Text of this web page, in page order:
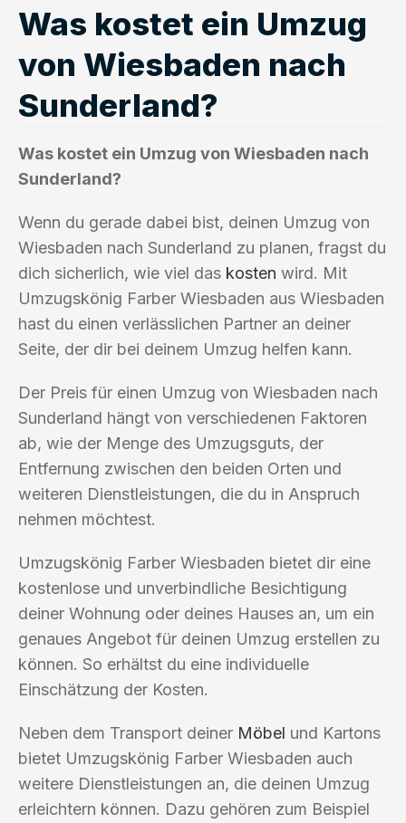
Was kostet ein Umzug
von Wiesbaden nach
Sunderland?
Was kostet ein Umzug von Wiesbaden nach
Sunderland?
Wenn du gerade dabei bist, deinen Umzug von
Wiesbaden nach Sunderland zu planen, fragst du
dich sicherlich, wie viel das kosten wird. Mit
Umzugskönig Farber Wiesbaden aus Wiesbaden
hast du einen verlässlichen Partner an deiner
Seite, der dir bei deinem Umzug helfen kann.
Der Preis für einen Umzug von Wiesbaden nach
Sunderland hängt von verschiedenen Faktoren
ab, wie der Menge des Umzugsguts, der
Entfernung zwischen den beiden Orten und
weiteren Dienstleistungen, die du in Anspruch
nehmen möchtest.
Umzugskönig Farber Wiesbaden bietet dir eine
kostenlose und unverbindliche Besichtigung
deiner Wohnung oder deines Hauses an, um ein
genaues Angebot für deinen Umzug erstellen zu
können. So erhältst du eine individuelle
Einschätzung der Kosten.
Neben dem Transport deiner Möbel und Kartons
bietet Umzugskönig Farber Wiesbaden auch
weitere Dienstleistungen an, die deinen Umzug
erleichtern können. Dazu gehören zum Beispiel